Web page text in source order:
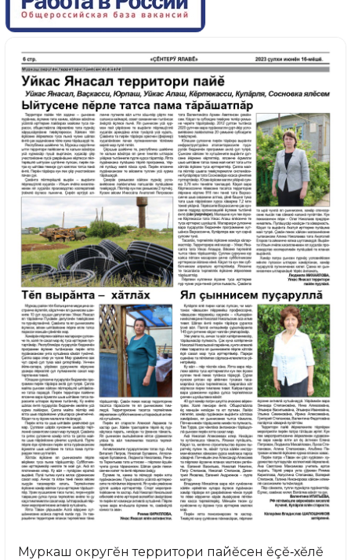
Муркаш округĕн территори пайĕсен ĕçĕ‑хĕлĕ